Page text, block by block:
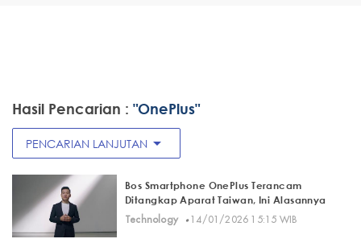
Hasil Pencarian : "OnePlus"
PENCARIAN LANJUTAN arrow_drop_down
Bos Smartphone OnePlus Terancam
Ditangkap Aparat Taiwan, Ini Alasannya
Technology
· 14/01/2026 15:15 WIB